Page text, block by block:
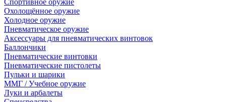
Спортивное оружие
Охолощённое оружие
Холодное оружие
Пневматическое оружие
Аксессуары для пневматических винтовок
Баллончики
Пневматические винтовки
Пневматические пистолеты
Пульки и шарики
ММГ / Учебное оружие
Луки и арбалеты